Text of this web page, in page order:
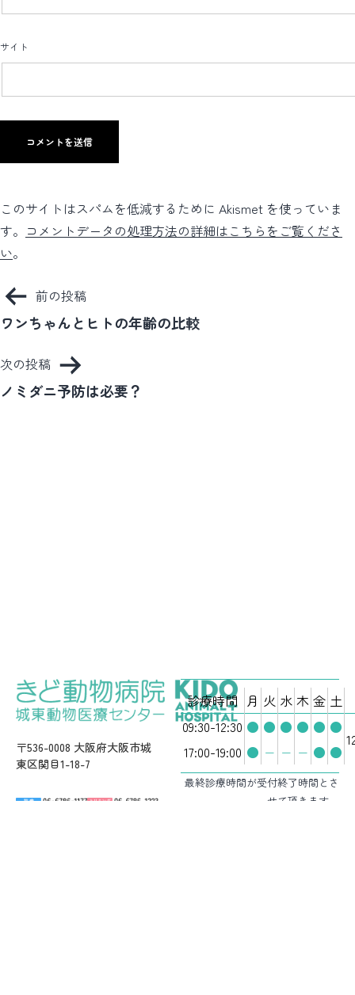
サイト
このサイトはスパムを低減するために Akismet を使っていま
す。 コメントデータの処理方法の詳細はこちらをご覧くださ
い。
投
稿
ビ
ゲ
前の投稿
ワンちゃんとヒトの年齢の比較
次の投稿
ノミダニ予防は必要？
〒536-0008 大阪府大阪市城
東区関目1-18-7
診療時間 月 火 水 木 金 土
09:30-12:30 ● ● ● ● ● ●
17:00-19:00 ● − − − ● ●
最終診療時間が受付終了時間とさ
せて頂きます。